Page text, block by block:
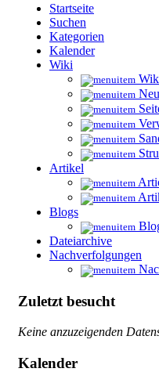
Startseite
Suchen
Kategorien
Kalender
Wiki
Artikel
Blogs
Dateiarchive
Nachverfolgungen
Zuletzt besucht
Keine anzuzeigenden
Kalender